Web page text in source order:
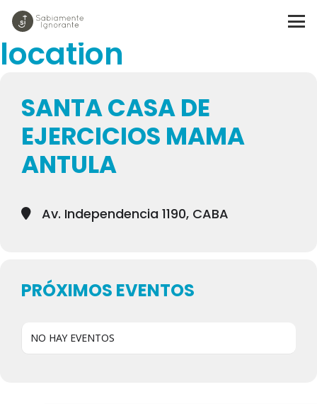
Events at this
location
SANTA CASA DE
EJERCICIOS MAMA
ANTULA
Av. Independencia 1190, CABA
PRÓXIMOS EVENTOS
NO HAY EVENTOS